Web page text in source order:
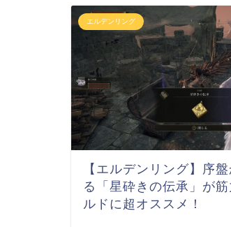
エルデンリング
【エルデンリング】序
る「星砕きの伝承」が
ルドに超オススメ！